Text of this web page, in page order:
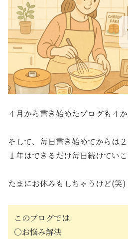
４月から書き始めたブログも４か
そして、毎日書き始めてからは
１年はできるだけ毎日続けてい
たまにお休みもしちゃうけど(笑)
このブログでは
○お悩み解決